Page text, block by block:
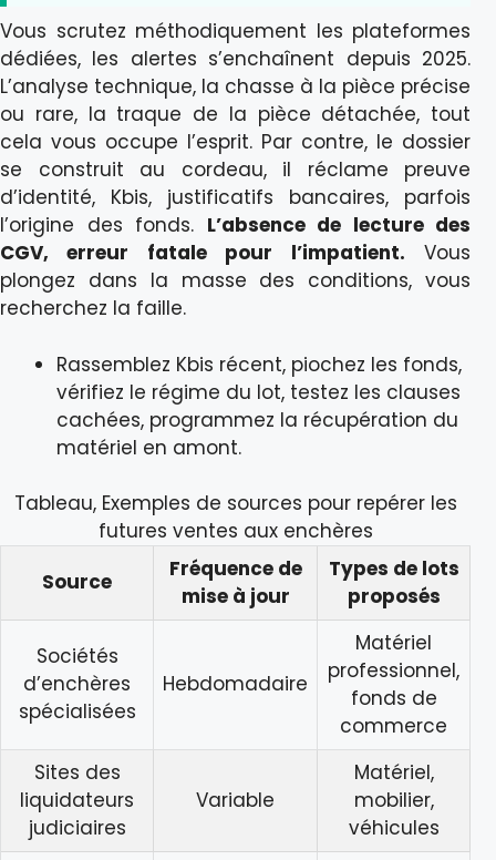
Vous scrutez méthodiquement les plateformes
dédiées, les alertes s’enchaînent depuis 2025.
L’analyse technique, la chasse à la pièce précise
ou rare, la traque de la pièce détachée, tout
cela vous occupe l’esprit. Par contre, le dossier
se construit au cordeau, il réclame preuve
d’identité, Kbis, justificatifs bancaires, parfois
l’origine des fonds. L’absence de lecture des
CGV, erreur fatale pour l’impatient. Vous
plongez dans la masse des conditions, vous
recherchez la faille.
Rassemblez Kbis récent, piochez les fonds,
vérifiez le régime du lot, testez les clauses
cachées, programmez la récupération du
matériel en amont.
Tableau, Exemples de sources pour repérer les
futures ventes aux enchères
Source
Fréquence de
mise à jour
Types de lots
proposés
Sociétés
d’enchères
spécialisées
Hebdomadaire
Matériel
professionnel,
fonds de
commerce
Sites des
liquidateurs
judiciaires
Variable
Matériel,
mobilier,
véhicules